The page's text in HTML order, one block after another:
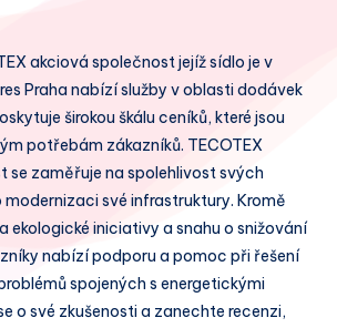
akciová společnost jejíž sídlo je v
Praha nabízí služby v oblasti dodávek
širokou škálu ceníků, které jsou
potřebám zákazníků. TECOTEX
se zaměřuje na spolehlivost svých
modernizaci své infrastruktury. Kromě
ekologické iniciativy a snahu o snižování
nabízí podporu a pomoc při řešení
spojených s energetickými
o své zkušenosti a zanechte recenzi,